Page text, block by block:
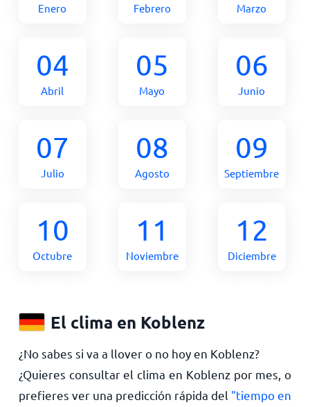
Enero Febrero Marzo
04
Abril
05
Mayo
06
Junio
07
Julio
08
Agosto
09
Septiembre
10
Octubre
11
Noviembre
12
Diciembre
El clima en Koblenz
¿No sabes si va a llover o no hoy en Koblenz?
¿Quieres consultar el clima en Koblenz por mes, o
prefieres ver una predicción rápida del "tiempo en